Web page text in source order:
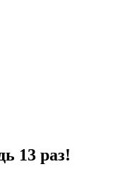
13 раз!